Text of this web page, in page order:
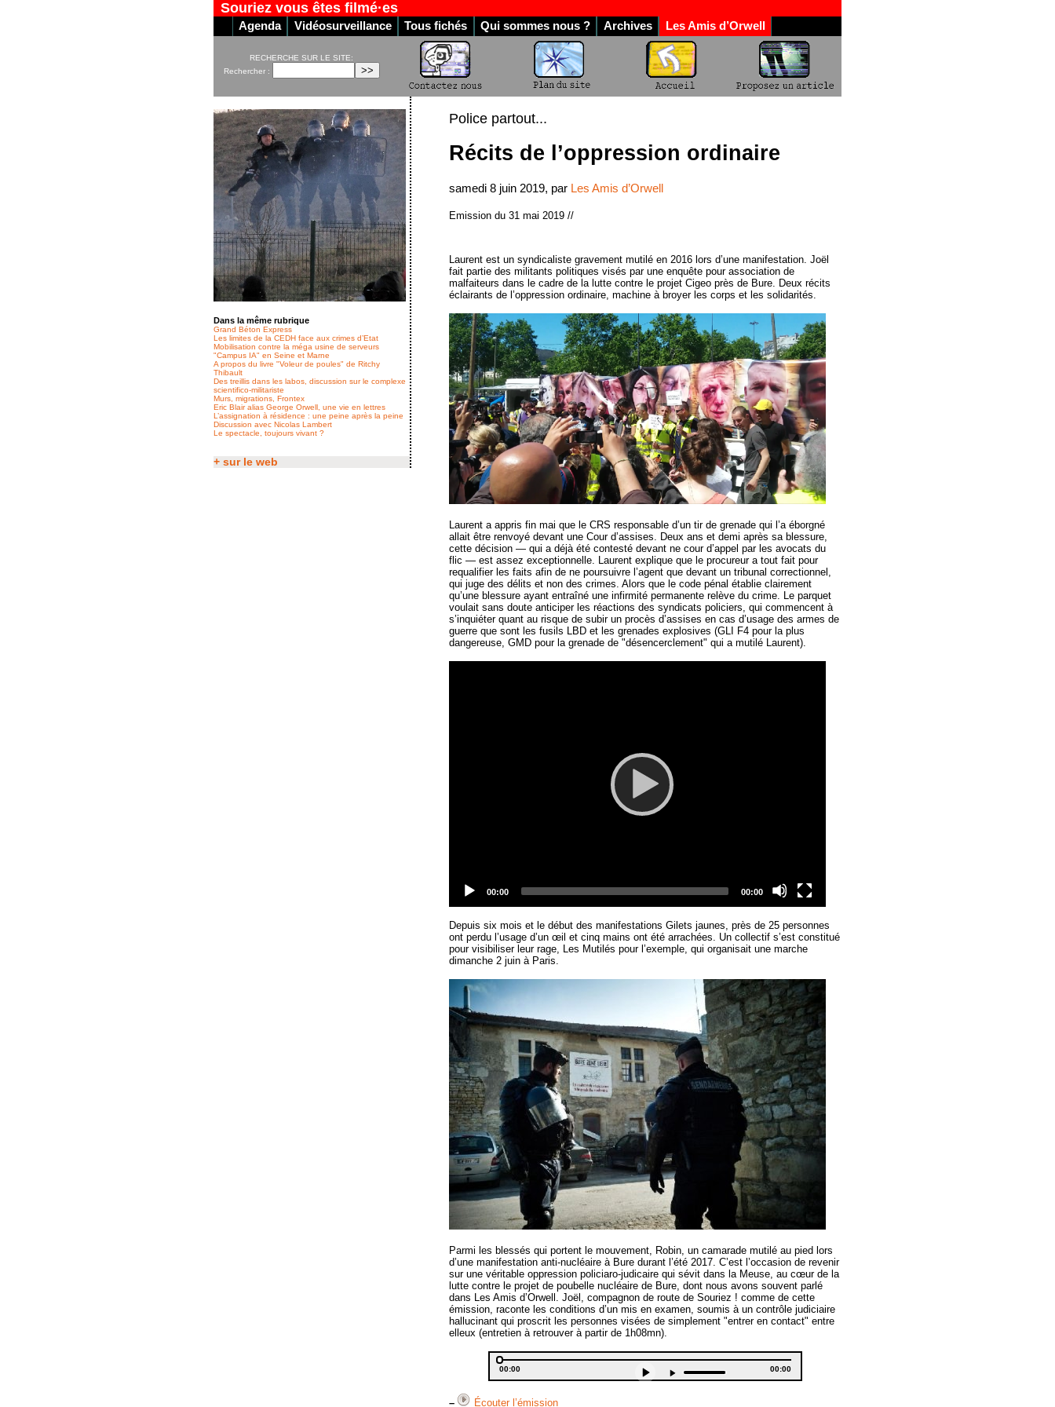
Souriez vous êtes filmé·es
Agenda Vidéosurveillance Tous fichés Qui sommes nous ? Archives Les Amis d’Orwell
RECHERCHE SUR LE SITE:
Rechercher :
Police partout...
Récits de l’oppression ordinaire
samedi 8 juin 2019, par Les Amis d’Orwell
Emission du 31 mai 2019 //
Laurent est un syndicaliste gravement mutilé en 2016 lors d’une manifestation. Joël
fait partie des militants politiques visés par une enquête pour association de
malfaiteurs dans le cadre de la lutte contre le projet Cigeo près de Bure. Deux récits
éclairants de l’oppression ordinaire, machine à broyer les corps et les solidarités.
Laurent a appris fin mai que le CRS responsable d’un tir de grenade qui l’a éborgné
allait être renvoyé devant une Cour d’assises. Deux ans et demi après sa blessure,
cette décision — qui a déjà été contesté devant ne cour d’appel par les avocats du
flic — est assez exceptionnelle. Laurent explique que le procureur a tout fait pour
requalifier les faits afin de ne poursuivre l’agent que devant un tribunal correctionnel,
qui juge des délits et non des crimes. Alors que le code pénal établie clairement
qu’une blessure ayant entraîné une infirmité permanente relève du crime. Le parquet
voulait sans doute anticiper les réactions des syndicats policiers, qui commencent à
s’inquiéter quant au risque de subir un procès d’assises en cas d’usage des armes de
guerre que sont les fusils LBD et les grenades explosives (GLI F4 pour la plus
dangereuse, GMD pour la grenade de "désencerclement" qui a mutilé Laurent).
Current
00:00
Total
00:00
Depuis six mois et le début des manifestations Gilets jaunes, près de 25 personnes
ont perdu l’usage d’un œil et cinq mains ont été arrachées. Un collectif s’est constitué
pour visibiliser leur rage, Les Mutilés pour l’exemple, qui organisait une marche
dimanche 2 juin à Paris.
Parmi les blessés qui portent le mouvement, Robin, un camarade mutilé au pied lors
d’une manifestation anti-nucléaire à Bure durant l’été 2017. C’est l’occasion de revenir
sur une véritable oppression policiaro-judicaire qui sévit dans la Meuse, au cœur de la
lutte contre le projet de poubelle nucléaire de Bure, dont nous avons souvent parlé
dans Les Amis d’Orwell. Joël, compagnon de route de Souriez ! comme de cette
émission, raconte les conditions d’un mis en examen, soumis à un contrôle judiciaire
hallucinant qui proscrit les personnes visées de simplement "entrer en contact" entre
elleux (entretien à retrouver à partir de 1h08mn).
Audio
PlayerCurrent
time
00:00 Total
duration
00:00
Use
Up/Down
– Écouter l’émission
Dans la même rubrique
Grand Béton Express
Les limites de la CEDH face aux crimes d’Etat
Mobilisation contre la méga usine de serveurs
"Campus IA" en Seine et Marne
A propos du livre "Voleur de poules" de Ritchy
Thibault
Des treillis dans les labos, discussion sur le complexe
scientifico-militariste
Murs, migrations, Frontex
Eric Blair alias George Orwell, une vie en lettres
L’assignation à résidence : une peine après la peine
Discussion avec Nicolas Lambert
Le spectacle, toujours vivant ?
+ sur le web